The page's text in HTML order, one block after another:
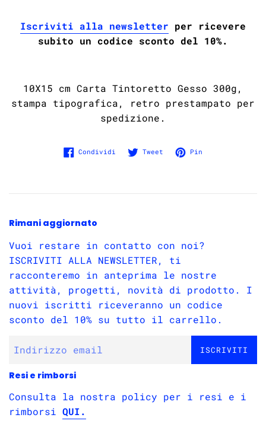
Iscriviti alla newsletter per ricevere
subito un codice sconto del 10%.
10X15 cm Carta Tintoretto Gesso 300g,
stampa tipografica, retro prestampato per
spedizione.
Condividi Condividi su Facebook
Tweet Twitta su Twitter
Pin
Rimani aggiornato
Vuoi restare in contatto con noi?
ISCRIVITI ALLA NEWSLETTER, ti
racconteremo in anteprima le nostre
attività, progetti, novità di prodotto. I
nuovi iscritti riceveranno un codice
sconto del 10% su tutto il carrello.
ISCRIVITI
Resi e rimborsi
Consulta la nostra policy per i resi e i
rimborsi QUI.